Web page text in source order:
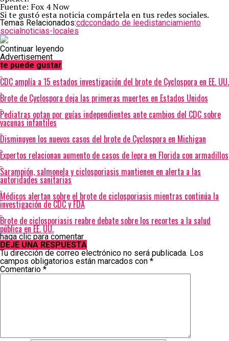
Fuente: Fox 4 Now
Si te gustó esta noticia compártela en tus redes sociales.
Temas Relacionados:cdccondado de leedistanciamiento
socialnoticias-locales
Continuar leyendo
Advertisement
te puede gustar
CDC amplía a 15 estados investigación del brote de Cyclospora en EE. UU.
Brote de Cyclospora deja las primeras muertes en Estados Unidos
Pediatras optan por guías independientes ante cambios del CDC sobre
vacunas infantiles
Disminuyen los nuevos casos del brote de Cyclospora en Michigan
Expertos relacionan aumento de casos de lepra en Florida con armadillos
Sarampión, salmonela y ciclosporiasis mantienen en alerta a las
autoridades sanitarias
Médicos alertan sobre el brote de ciclosporiasis mientras continúa la
investigación de CDC y FDA
Brote de ciclosporiasis reabre debate sobre los recortes a la salud
pública en EE. UU.
haga clic para comentar
DEJE UNA RESPUESTA
Tu dirección de correo electrónico no será publicada. Los
campos obligatorios están marcados con *
Comentario *